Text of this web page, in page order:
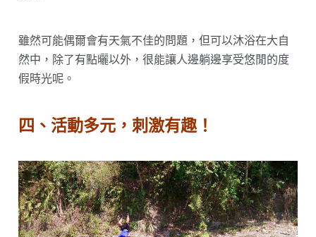
雖然可能偶爾會有天氣不佳的問題，但可以沐浴在大自
然中，除了有點曬以外，很能讓人邊躺邊享受悠閒的度
假時光呢。
四、活動多元，刺激有趣！